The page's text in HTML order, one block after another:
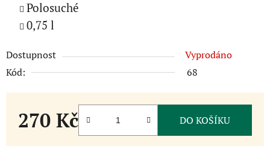
Polosuché
0,75 l
Dostupnost
Vyprodáno
Kód:
68
270 Kč DO KOŠÍKU